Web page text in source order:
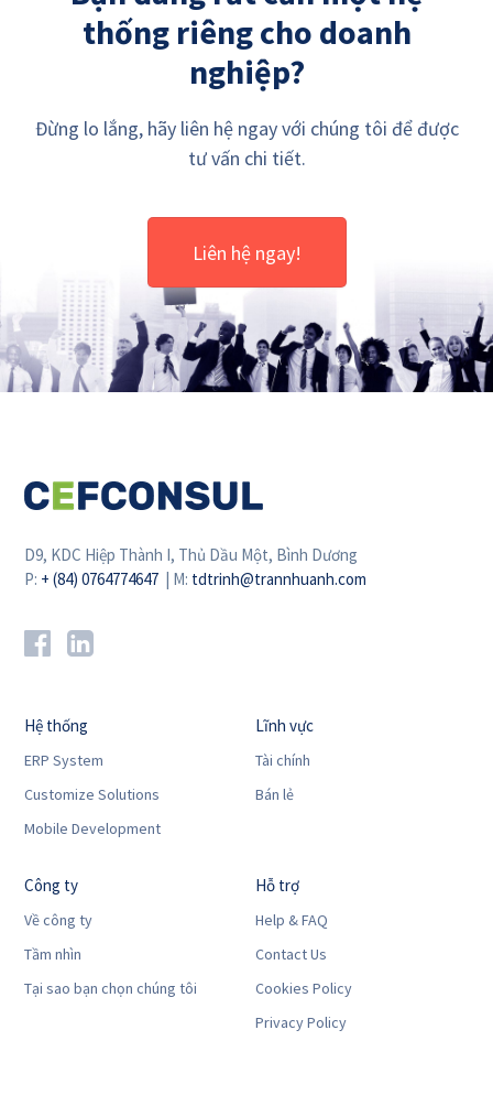
thống riêng cho doanh
nghiệp?
Đừng lo lắng, hãy liên hệ ngay với chúng tôi để được
tư vấn chi tiết.
Liên hệ ngay!
D9, KDC Hiệp Thành I, Thủ Dầu Một, Bình Dương
P: + (84) 0764774647 | M: tdtrinh@trannhuanh.com
Hệ thống
ERP System
Customize Solutions
Mobile Development
Lĩnh vực
Tài chính
Bán lẻ
Công ty
Về công ty
Tầm nhìn
Tại sao bạn chọn chúng tôi
Hỗ trợ
Help & FAQ
Contact Us
Cookies Policy
Privacy Policy